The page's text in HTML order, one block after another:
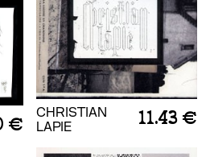
CHRISTIAN
LAPIE
11.43 €
€